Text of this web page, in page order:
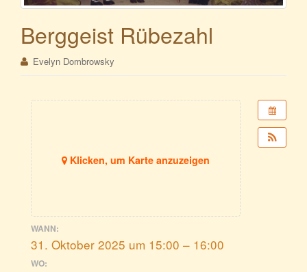
Berggeist Rübezahl
Evelyn Dombrowsky
Klicken, um Karte anzuzeigen
WANN:
31. Oktober 2025 um 15:00 – 16:00
WO: